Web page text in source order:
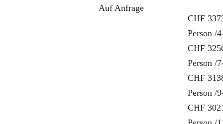
Auf Anfrage
CHF
Person /
CHF
Person /
CHF
Person /
CHF